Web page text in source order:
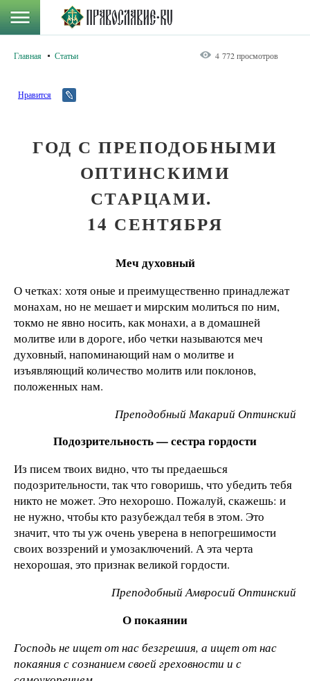
Главная Статьи 4 772 просмотров
Нравится
ГОД С ПРЕПОДОБНЫМИ
ОПТИНСКИМИ
СТАРЦАМИ.
14 СЕНТЯБРЯ
Меч духовный
О четках: хотя оные и преимущественно принадлежат
монахам, но не мешает и мирским молиться по ним,
токмо не явно носить, как монахи, а в домашней
молитве или в дороге, ибо четки называются меч
духовный, напоминающий нам о молитве и
изъявляющий количество молитв или поклонов,
положенных нам.
Преподобный Макарий Оптинский
Подозрительность — сестра гордости
Из писем твоих видно, что ты предаешься
подозрительности, так что говоришь, что убедить тебя
никто не может. Это нехорошо. Пожалуй, скажешь: и
не нужно, чтобы кто разубеждал тебя в этом. Это
значит, что ты уж очень уверена в непогрешимости
своих воззрений и умозаключений. А эта черта
нехорошая, это признак великой гордости.
Преподобный Амвросий Оптинский
О покаянии
Господь не ищет от нас безгрешия, а ищет от нас
покаяния с сознанием своей греховности и с